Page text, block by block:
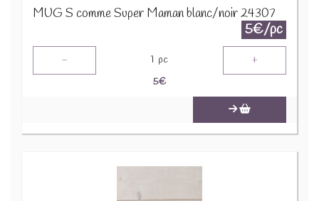
MUG S comme Super Maman blanc/noir 24307
5€/pc
- 1 pc +
5€